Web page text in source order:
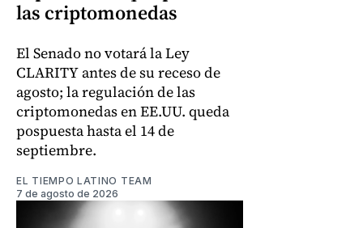
las criptomonedas
El Senado no votará la Ley
CLARITY antes de su receso de
agosto; la regulación de las
criptomonedas en EE.UU. queda
pospuesta hasta el 14 de
septiembre.
EL TIEMPO LATINO TEAM
7 de agosto de 2026